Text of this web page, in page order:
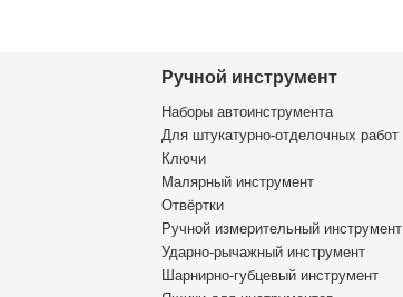
Ручной инструмент
Наборы автоинструмента
Для штукатурно-отделочных работ
Ключи
Малярный инструмент
Отвёртки
Ручной измерительный инструмент
Ударно-рычажный инструмент
Шарнирно-губцевый инструмент